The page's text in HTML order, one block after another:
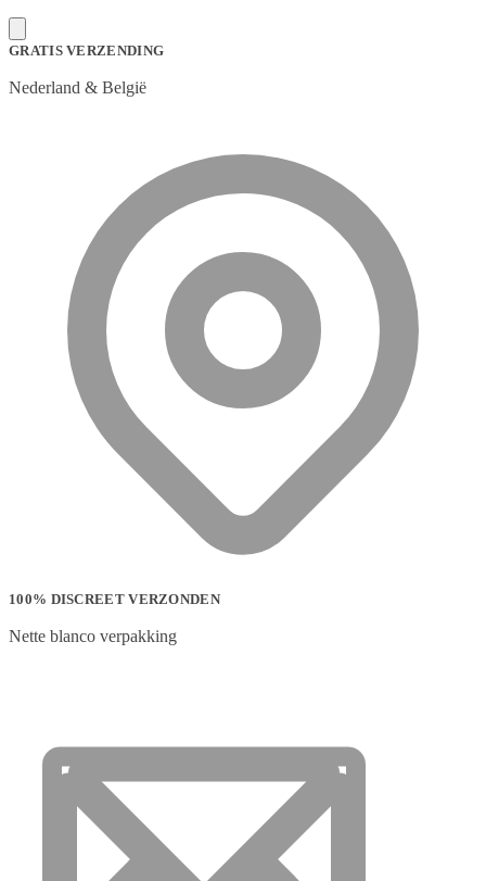
GRATIS VERZENDING
Nederland & België
100% DISCREET VERZONDEN
Nette blanco verpakking